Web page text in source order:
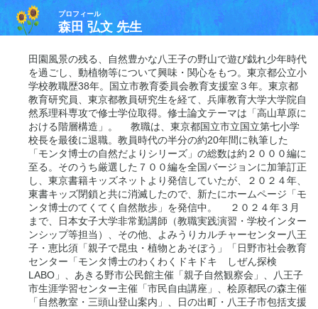
プロフィール
森田 弘文 先生
田園風景の残る、自然豊かな八王子の野山で遊び戯れ少年時代
を過ごし、動植物等について興味・関心をもつ。東京都公立小
学校教職歴38年。国立市教育委員会教育支援室３年。東京都
教育研究員、東京都教員研究生を経て、兵庫教育大学大学院自
然系理科専攻で修士学位取得。修士論文テーマは「高山草原に
おける階層構造」。 教職は、東京都国立市立国立第七小学
校長を最後に退職。教員時代の半分の約20年間に執筆した
「モンタ博士の自然だよりシリーズ」の総数は約２０００編に
至る。そのうち厳選した７００編を全国バージョンに加筆訂正
し、東京書籍キッズネットより発信していたが、２０２４年、
東書キッズ閉鎖と共に消滅したので、新たにホームページ「モ
ンタ博士のてくてく自然散歩」を発信中。 ２０２４年３月
まで、日本女子大学非常勤講師（教職実践演習・学校インター
ンシップ等担当）、その他、よみうりカルチャーセンター八王
子・恵比須「親子で昆虫・植物とあそぼう」「日野市社会教育
センター「モンタ博士のわくわくドキドキ しぜん探検
LABO」、あきる野市公民館主催「親子自然観察会」、八王子
市生涯学習センター主催「市民自由講座」、桧原都民の森主催
「自然教室・三頭山登山案内」、日の出町・八王子市包括支援